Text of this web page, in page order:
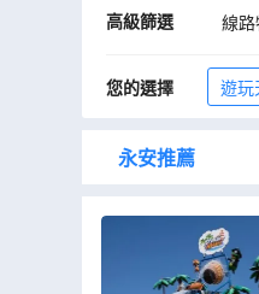
汶萊
高級篩選 線
您的選擇 遊
永安推薦